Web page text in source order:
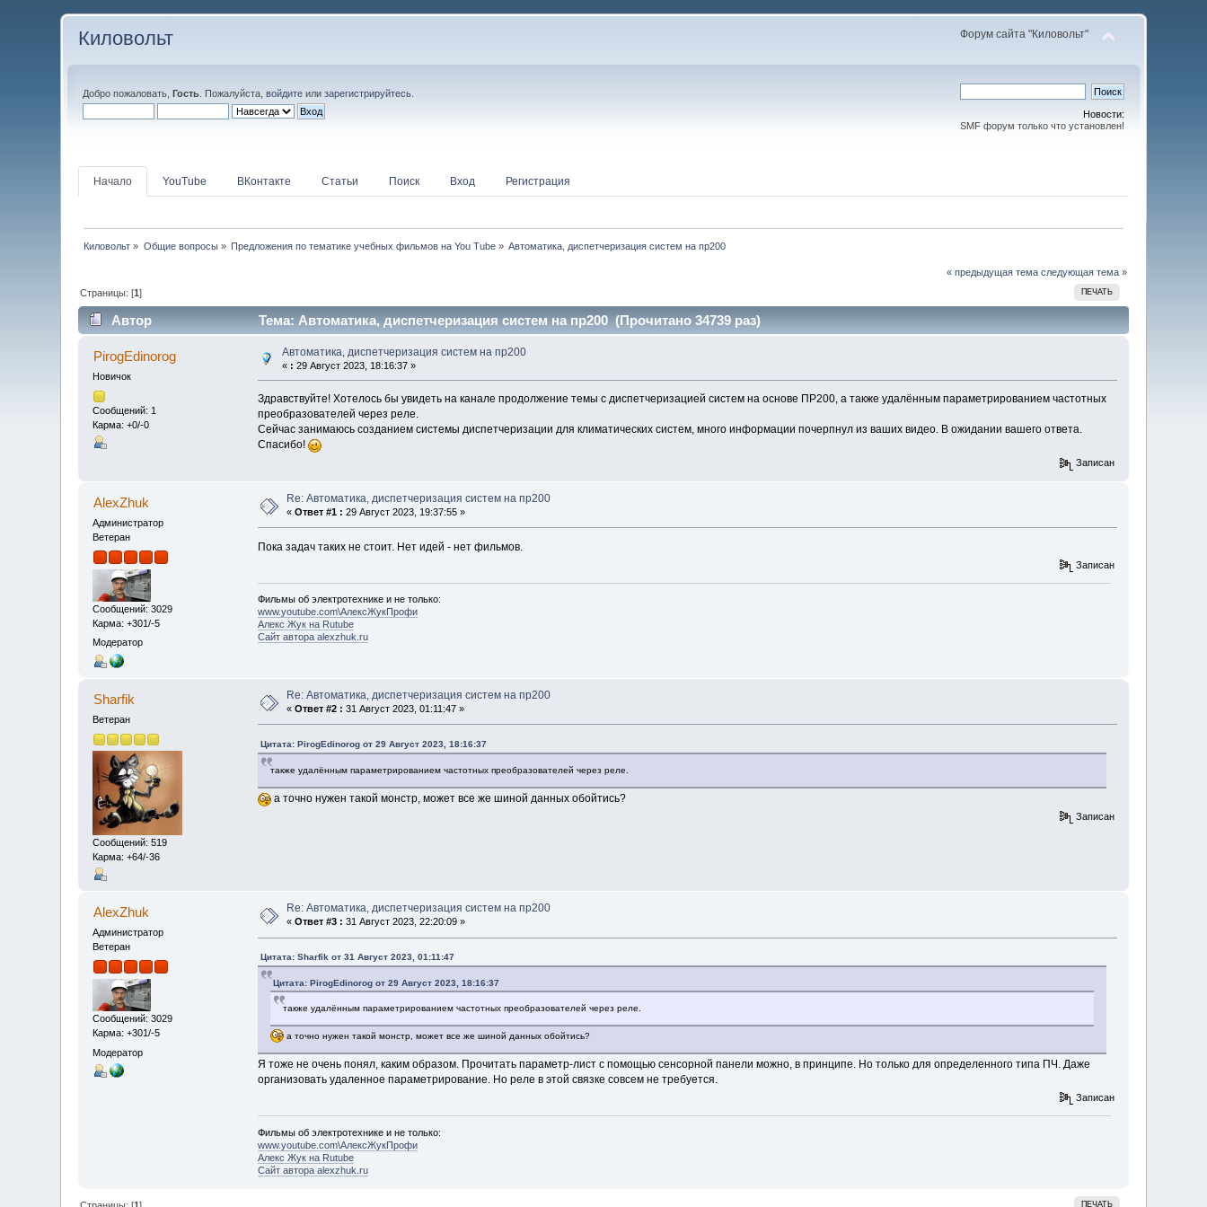
Киловольт Форум сайта "Киловольт"
Добро пожаловать,Гость . Пожалуйста,войдите илизарегистрируйтесь
Новости:
SMF форум только что установлен!
Начало YouTube ВКонтакте Статьи Поиск Вход Регистрация
Киловольт » Общие вопросы» Предложения по тематике учебных фильмов на You Tube » Автоматика, диспетчеризация систем на пр200
« предыдущая тема следующая тема »
ПЕЧАТЬ
Страницы: [1]
Автор Тема: Автоматика, диспетчеризация систем на пр200 (Прочитано 34739 раз)
PirogEdinorog
Новичок
Сообщений: 1
Карма: +0/-0
Автоматика, диспетчеризация систем на пр200
« : 29 Август 2023, 18:16:37 »
Здравствуйте! Хотелось бы увидеть на канале продолжение темы с диспетчеризацией систем на основе ПР200, а также удалённым параметрированием частотных
преобразователей через реле.
Сейчас занимаюсь созданием системы диспетчеризации для климатических систем, много информации почерпнул из ваших видео. В ожидании вашего ответа.
Спасибо!
Записан
AlexZhuk
Администратор
Ветеран
Сообщений: 3029
Карма: +301/-5
Модератор
Re: Автоматика, диспетчеризация систем на пр200
«Ответ #1 : 29 Август 2023, 19:37:55 »
Пока задач таких не стоит. Нет идей - нет фильмов.
Записан
Фильмы об электротехнике и не только:
www.youtube.com\АлексЖукПрофи
Алекс Жук на Rutube
Сайт автора alexzhuk.ru
Sharfik
Ветеран
Сообщений: 519
Карма: +64/-36
Re: Автоматика, диспетчеризация систем на пр200
«Ответ #2 : 31 Август 2023, 01:11:47 »
Цитата: PirogEdinorog от 29 Август 2023, 18:16:37
также удалённым параметрированием частотных преобразователей через реле.
а точно нужен такой монстр, может все же шиной данных обойтись?
Записан
AlexZhuk
Администратор
Ветеран
Сообщений: 3029
Карма: +301/-5
Модератор
Re: Автоматика, диспетчеризация систем на пр200
«Ответ #3 : 31 Август 2023, 22:20:09 »
Цитата: Sharfik от 31 Август 2023, 01:11:47
Цитата: PirogEdinorog от 29 Август 2023, 18:16:37
также удалённым параметрированием частотных преобразователей через реле.
а точно нужен такой монстр, может все же шиной данных обойтись?
Я тоже не очень понял, каким образом. Прочитать параметр-лист с помощью сенсорной панели можно, в принципе. Но только для определенного типа ПЧ. Даже
организовать удаленное параметрирование. Но реле в этой связке совсем не требуется.
Записан
Фильмы об электротехнике и не только:
www.youtube.com\АлексЖукПрофи
Алекс Жук на Rutube
Сайт автора alexzhuk.ru
ПЕЧАТЬ
Страницы: [1]